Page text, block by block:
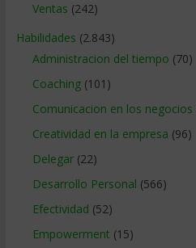
Ventas (242)
Habilidades (2.843)
Administracion del tiempo (70)
Coaching(101)
Comunicacion en los negocios
Creatividad en la empresa (96)
Delegar(22)
Desarrollo Personal (566)
Efectividad (52)
Empowerment (15)